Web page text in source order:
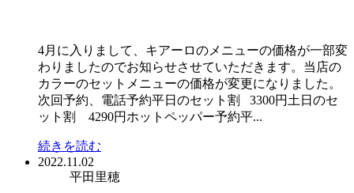
4月に入りまして、キアーロのメニューの価格が一部変
わりましたのでお知らせさせていただきます。当店の
カラーのセットメニューの価格が変更になりました。
次回予約、電話予約平日のセット割 3300円土日のセ
ット割 4290円ホットペッパー予約平...
続きを読む
2022.11.02
平田里穂